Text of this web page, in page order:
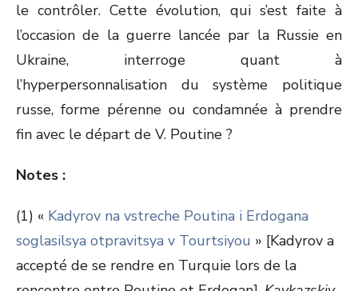
le contrôler. Cette évolution, qui s’est faite à
l’occasion de la guerre lancée par la Russie en
Ukraine, interroge quant à
l’hyperpersonnalisation du système politique
russe, forme pérenne ou condamnée à prendre
fin avec le départ de V. Poutine ?
Notes :
(1) « Kadyrov na vstreche Poutina i Erdogana
soglasilsya otpravitsya v Tourtsiyou » [Kadyrov a
accepté de se rendre en Turquie lors de la